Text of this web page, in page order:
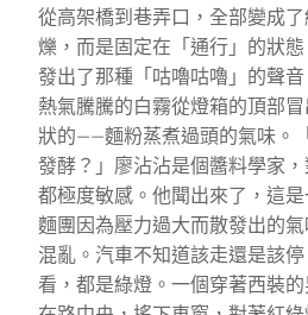
從高架橋到巷弄口，全部變成
爍，而是固定在「通行」的狀
發出了那種「咕嚕咕嚕」的聲
熱氣騰騰的白霧從燈箱的頂部
狀的——麵粉蒸煮過頭的氣味。
發酵？」廖沾沾是個醬料學家
都極度敏感。他聞出來了，這
麵團因為壓力過大而散發出的
混亂。汽車不知道該走還是該
看，都是綠燈。一個穿著西裝